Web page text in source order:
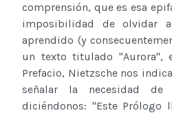
comprensión, que es esa
imposibilidad de olvidar
aprendido (y
un texto titulado "Aurora",
Prefacio, Nietzsche nos
señalar la necesidad de
diciéndonos: "Este Prólogo